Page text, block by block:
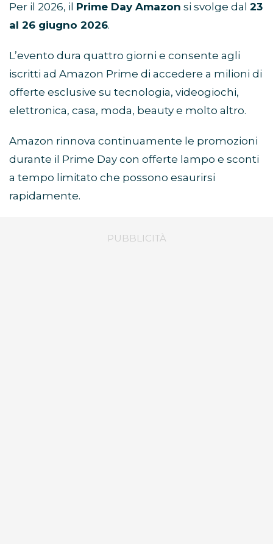
Per il 2026, il Prime Day Amazon si svolge dal 23
al 26 giugno 2026.
L’evento dura quattro giorni e consente agli
iscritti ad Amazon Prime di accedere a milioni di
offerte esclusive su tecnologia, videogiochi,
elettronica, casa, moda, beauty e molto altro.
Amazon rinnova continuamente le promozioni
durante il Prime Day con offerte lampo e sconti
a tempo limitato che possono esaurirsi
rapidamente.